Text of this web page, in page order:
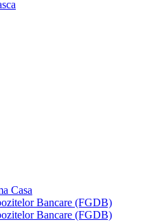
Casa
Bancare (FGDB)
Bancare (FGDB)